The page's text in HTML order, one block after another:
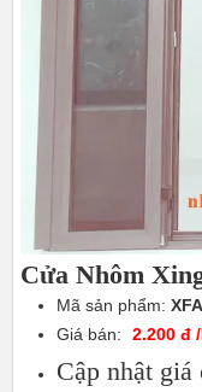
Cửa Nhôm
Mã sản phẩm: XFA
Giá bán:
2.200 đ
Cập nhật